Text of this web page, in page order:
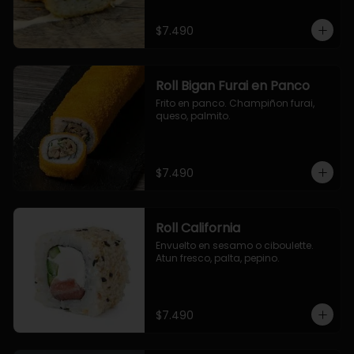
$7.490
Roll Bigan Furai en Panco
Frito en panco. Champiñon furai,
queso, palmito.
$7.490
Roll California
Envuelto en sesamo o ciboulette.
Atun fresco, palta, pepino.
$7.490